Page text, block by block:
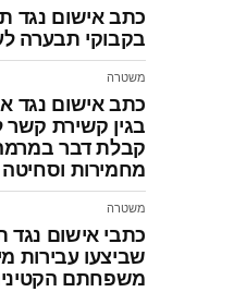
כתב אישום נגד
בקבוקי תבערה
משטרה
כתב אישום נגד
בגין קשירת
קבלת דבר
מחמירות וסחיטה
משטרה
כתבי אישום נגד
שביצעו עבירות
משפחתם